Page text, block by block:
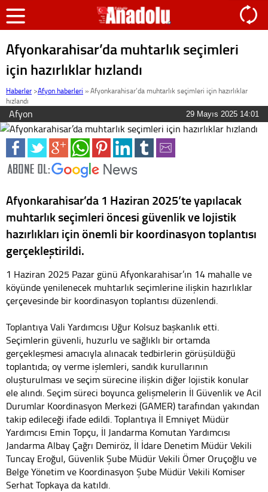
Afyonkarahisar’da muhtarlık seçimleri
için hazırlıklar hızlandı
Haberler >Afyon haberleri »Afyonkarahisar’da muhtarlık seçimleri için hazırlıklar
hızlandı
Afyon 29 Mayıs 2025 14:01
Afyonkarahisar’da 1 Haziran 2025’te yapılacak
muhtarlık seçimleri öncesi güvenlik ve lojistik
hazırlıkları için önemli bir koordinasyon toplantısı
gerçekleştirildi.
1 Haziran 2025 Pazar günü Afyonkarahisar’ın 14 mahalle ve
köyünde yenilenecek muhtarlık seçimlerine ilişkin hazırlıklar
çerçevesinde bir koordinasyon toplantısı düzenlendi.
Toplantıya Vali Yardımcısı Uğur Kolsuz başkanlık etti.
Seçimlerin güvenli, huzurlu ve sağlıklı bir ortamda
gerçekleşmesi amacıyla alınacak tedbirlerin görüşüldüğü
toplantıda; oy verme işlemleri, sandık kurullarının
oluşturulması ve seçim sürecine ilişkin diğer lojistik konular
ele alındı. Seçim süreci boyunca gelişmelerin İl Güvenlik ve Acil
Durumlar Koordinasyon Merkezi (GAMER) tarafından yakından
takip edileceği ifade edildi. Toplantıya İl Emniyet Müdür
Yardımcısı Emin Topçu, İl Jandarma Komutan Yardımcısı
Jandarma Albay Çağrı Demiröz, İl İdare Denetim Müdür Vekili
Tuncay Eroğul, Güvenlik Şube Müdür Vekili Ömer Oruçoğlu ve
Belge Yönetim ve Koordinasyon Şube Müdür Vekili Komiser
Serhat Topkaya da katıldı.